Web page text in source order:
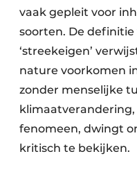
vaak gepleit voor
soorten. De definitie
‘streekeigen’
nature voorkomen
zonder menselijke
fenomeen, dwingt
kritisch te bekijken.